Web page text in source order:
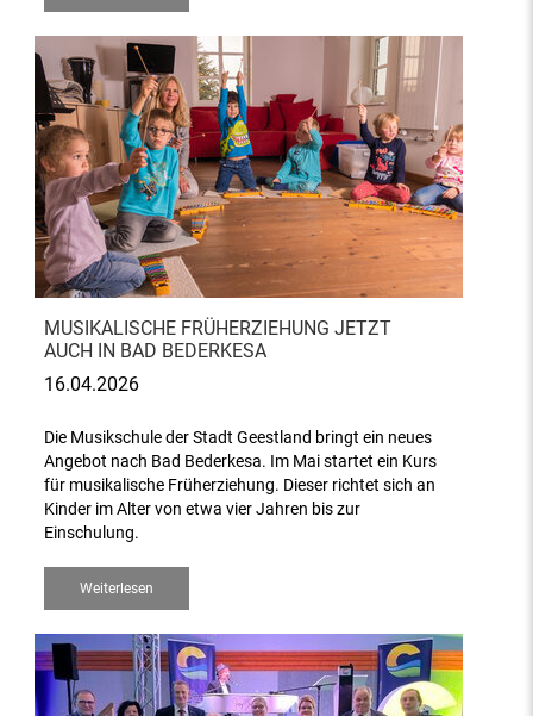
MUSIKALISCHE FRÜHERZIEHUNG JETZT
AUCH IN BAD BEDERKESA
16.04.2026
Die Musikschule der Stadt Geestland bringt ein neues
Angebot nach Bad Bederkesa. Im Mai startet ein Kurs
für musikalische Früherziehung. Dieser richtet sich an
Kinder im Alter von etwa vier Jahren bis zur
Einschulung.
Weiterlesen